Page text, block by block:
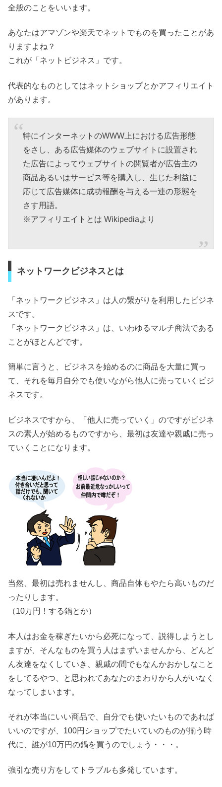
全般のことをいいます。
あなたはアマゾンや楽天でネットでものを買ったことがあ
りますよね？
これが「ネットビジネス」です。
代表的なものとしてはネットショップとかアフィリエイト
があります。
特にインターネットのWWW上における広告形態
をさし、ある広告媒体のウェブサイトに設置され
た広告によってウェブサイトの閲覧者が広告主の
商品あるいはサービス等を購入し、生じた利益に
応じて広告媒体に成功報酬を与える一連の形態を
さす用語。
※アフィリエイトとは Wikipediaより
ネットワークビジネスとは
「ネットワークビジネス」は人の繋がりを利用したビジネ
スです。
「ネットワークビジネス」は、いわゆるマルチ商法である
ことがほとんどです。
簡単に言うと、ビジネスを始めるのに商品を大量に買っ
て、それを毎月自分でも使いながら他人に売っていくビジ
ネスです。
ビジネスですから、「他人に売っていく」のですがビジネ
スの素人が始めるものですから、最初は友達や親戚に売っ
ていくことになります。
当然、最初は売れませんし、商品自体もやたら高いものだ
ったりします。
（10万円！する鍋とか）
本人はお金を稼ぎたいから必死になって、説得しようとし
ますが、そんなものを買う人はまずいませんから、どんど
ん友達をなくしていき、親戚の間でもなんかおかしなこと
をしてるやつ、と思われてあなたのまわりから人がいなく
なってしまいます。
それが本当にいい商品で、自分でも使いたいものであれば
いいのですが、100円ショップでたいていのものが揃う時
代に、誰が10万円の鍋を買うのでしょう・・・。
強引な売り方をしてトラブルも多発しています。